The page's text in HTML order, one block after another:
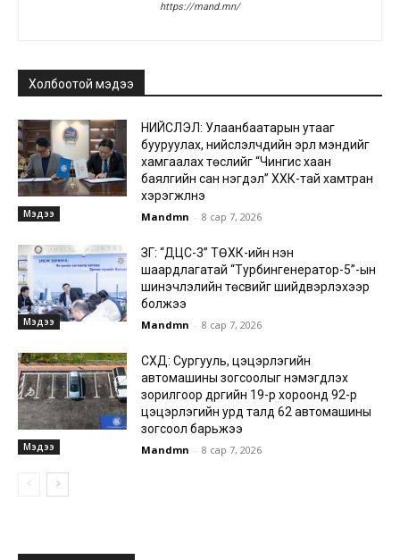
https://mand.mn/
Холбоотой мэдээ
Мэдээ
НИЙСЛЭЛ: Улаанбаатарын утааг
бууруулах, нийслэлчүүдийн эрүүл мэндийг
хамгаалах төслийг “Чингис хаан
баялгийн сан нэгдэл” ХХК-тай хамтран
хэрэгжүүлнэ
Mandmn - 8 сар 7, 2026
Мэдээ
ЗГ: “ДЦС-3” ТӨХК-ийн нэн
шаардлагатай “Турбингенератор-5”-ын
шинэчлэлийн төсвийг шийдвэрлэхээр
болжээ
Mandmn - 8 сар 7, 2026
Мэдээ
СХД: Сургууль, цэцэрлэгийн
автомашины зогсоолыг нэмэгдүүлэх
зорилгоор дүүргийн 19-р хороонд 92-р
цэцэрлэгийн урд талд 62 автомашины
зогсоол барьжээ
Mandmn - 8 сар 7, 2026